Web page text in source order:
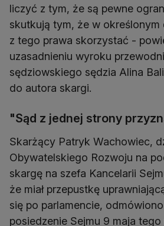
liczyć z tym, że są pewne
skutkują tym, że w określonym
z tego prawa skorzystać -
uzasadnieniu wyroku
sędziowskiego sędzia Alina
do autora skargi.
"Sąd z jednej strony
Skarżący Patryk Wachowiec,
Obywatelskiego Rozwoju na
skargę na szefa Kancelarii
że miał przepustkę
się po parlamencie,
posiedzenie Sejmu 9 maja